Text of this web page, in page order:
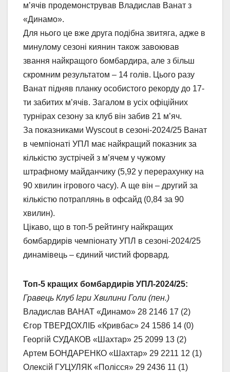
м’ячів продемонстрував Владислав Ванат з
«Динамо».
Для нього це вже друга подібна звитяга, адже в
минулому сезоні киянин також завоював
звання найкращого бомбардира, але з більш
скромним результатом – 14 голів. Цього разу
Ванат підняв планку особистого рекорду до 17-
ти забитих м’ячів. Загалом в усіх офіційних
турнірах сезону за клуб він забив 21 м’яч.
За показниками Wyscout в сезоні-2024/25 Ванат
в чемпіонаті УПЛ має найкращий показник за
кількістю зустрічей з м’ячем у чужому
штрафному майданчику (5,92 у перерахунку на
90 хвилин ігрового часу). А ще він – другий за
кількістю потраплянь в офсайд (0,84 за 90
хвилин).
Цікаво, що в топ-5 рейтингу найкращих
бомбардирів чемпіонату УПЛ в сезоні-2024/25
динамівець – єдиний чистий форвард.
Топ-5 кращих бомбардирів УПЛ-2024/25:
Гравець Клуб Ігри Хвилини Голи (пен.)
Владислав ВАНАТ «Динамо» 28 2146 17 (2)
Єгор ТВЕРДОХЛІБ «Кривбас» 24 1586 14 (0)
Георгій СУДАКОВ «Шахтар» 25 2099 13 (2)
Артем БОНДАРЕНКО «Шахтар» 29 2211 12 (1)
Олексій ГУЦУЛЯК «Полісся» 29 2436 11 (1)